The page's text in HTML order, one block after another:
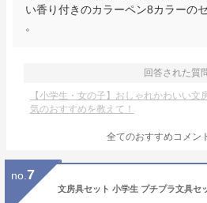
い香り付きのカラーペン8カラーの
。
回答された質
【小学生・女の子】おしゃれかわいい文
気のおすすめを教えて！
全てのおすすめコメン
no. 7